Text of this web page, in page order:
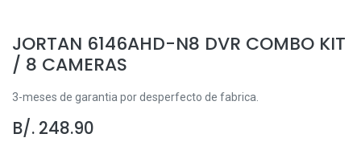
JORTAN 6146AHD-N8 DVR COMBO KIT
/ 8 CAMERAS
3-meses de garantia por desperfecto de fabrica.
B/. 248.90